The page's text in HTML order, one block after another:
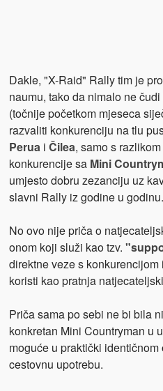
Dakle, "X-Raid" Rally tim je
naumu, tako da nimalo ne
(točnije početkom mjeseca
razvaliti konkurenciju na tlu
Perua i Čilea, samo s
konkurencije sa Mini
umjesto dobru zezanciju uz
slavni Rally iz godine u godinu.
No ovo nije priča o
onom koji služi kao tzv.
direktne veze s
koristi kao pratnja
Priča sama po sebi ne bi bila
konkretan Mini Countryman u
moguće u praktički
cestovnu upotrebu.